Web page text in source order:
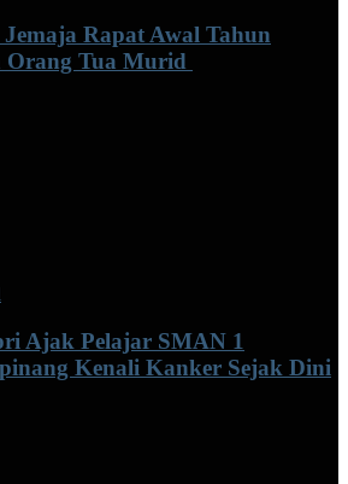
Rapat Awal Tahun
Orang Tua Murid
Ajak Pelajar SMAN 1
Kenali Kanker Sejak Dini